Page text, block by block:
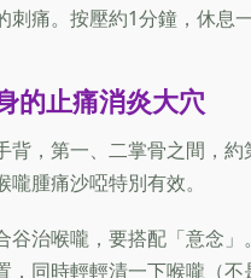
痛。按壓約1分鐘，休息
的止痛消炎大穴
背，第一、二掌骨之間，
腫痛沙啞特別有效。
谷治喉嚨，要搭配「意念
，同時輕輕清一下喉嚨（